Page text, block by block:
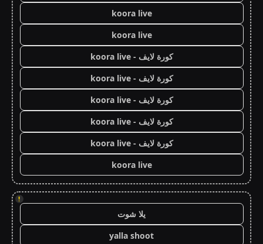
koora live
koora live
كورة لايف - koora live
كورة لايف - koora live
كورة لايف - koora live
كورة لايف - koora live
كورة لايف - koora live
koora live
!
يلا شوت
yalla shoot